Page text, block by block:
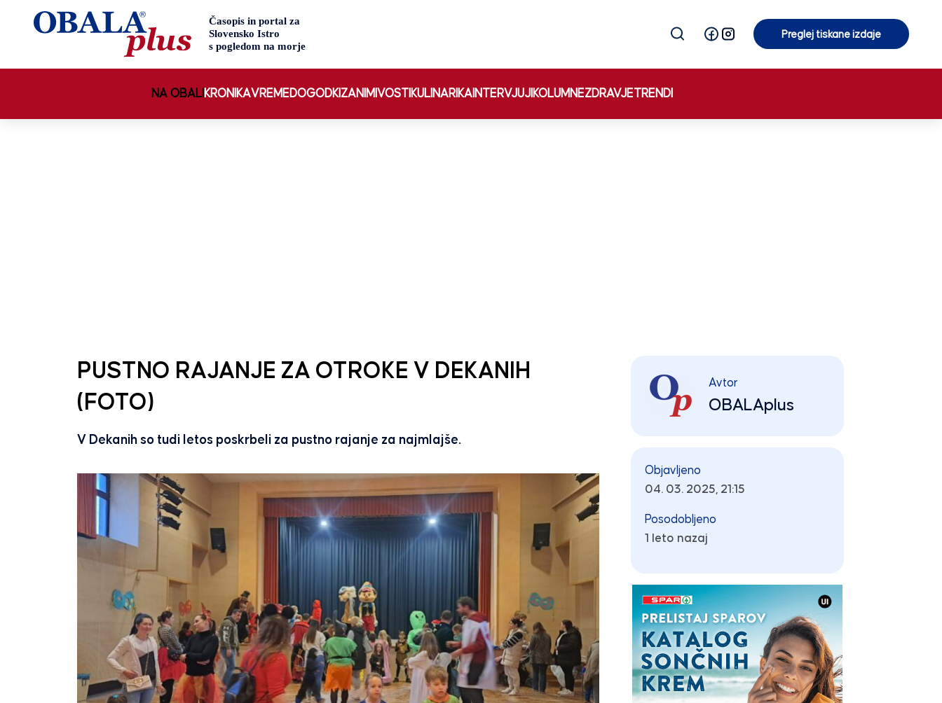
Preglej tiskane izdaje
NA OBALI KRONIKAVREMEDOGODKIZANIMIVOSTI KULINARIKA INTERVJUJI KOLUMNEZDRAVJETRENDI
PUSTNO RAJANJE ZA OTROKE V DEKANIH
(FOTO)
V Dekanih so tudi letos poskrbeli za pustno rajanje za najmlajše.
Avtor
OBALAplus
Objavljeno
04. 03. 2025, 21:15
Posodobljeno
1 leto nazaj